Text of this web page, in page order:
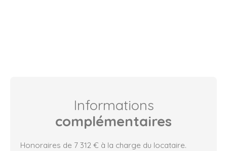
Informations
complémentaires
Honoraires de 7 312 € à la charge du locataire.